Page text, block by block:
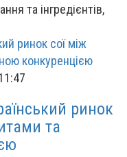
та інгредієнтів,
ринок
та